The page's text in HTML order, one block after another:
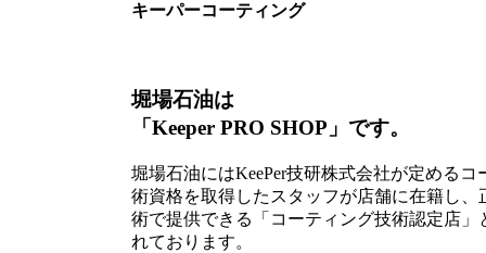
キーパーコーティング
堀場石油は
「Keeper PRO SHOP」です。
堀場石油にはKeePer技研株式会社が定めるコ
術資格を取得したスタッフが店舗に在籍し、
術で提供できる「コーティング技術認定店」
れております。